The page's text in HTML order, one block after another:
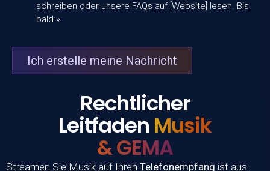
schreiben oder unsere FAQs auf [Website] lesen. Bis
bald.»
Ich erstelle meine Nachricht
Rechtlicher
Leitfaden Musik
& GEMA
Streamen Sie Musik auf Ihren Telefonempfang ist aus